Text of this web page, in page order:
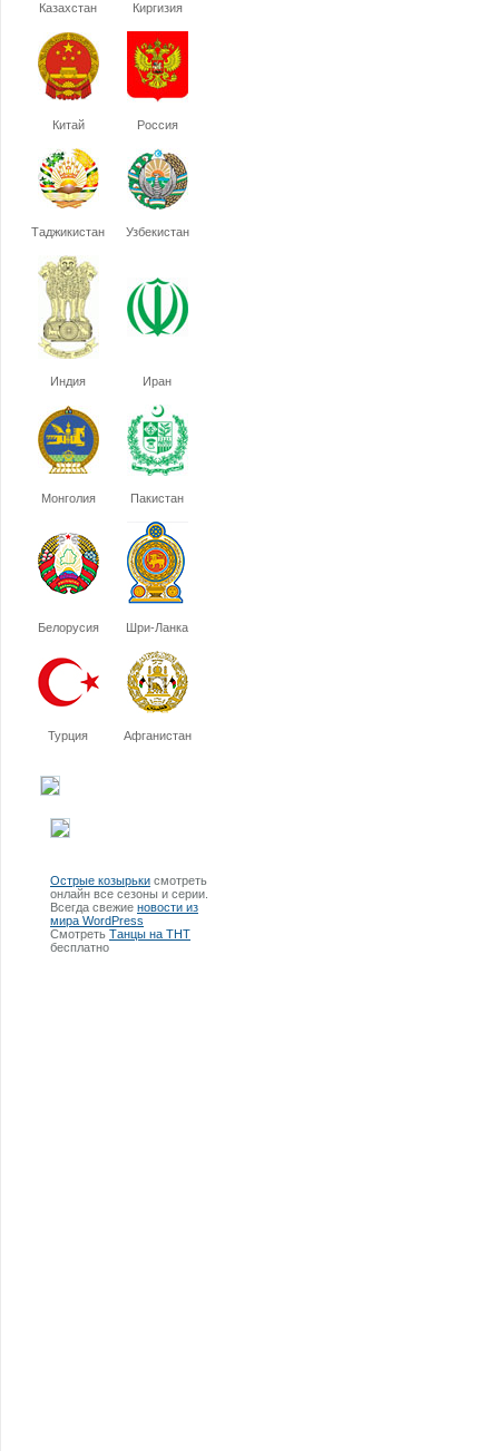
Казахстан Киргизия
Китай Россия
Таджикистан Узбекистан
Индия Иран
Монголия Пакистан
Белорусия Шри-Ланка
Турция Афганистан
Острые козырьки смотреть
онлайн все сезоны и серии.
Всегда свежие новости из
мира WordPress
Смотреть Танцы на ТНТ
бесплатно